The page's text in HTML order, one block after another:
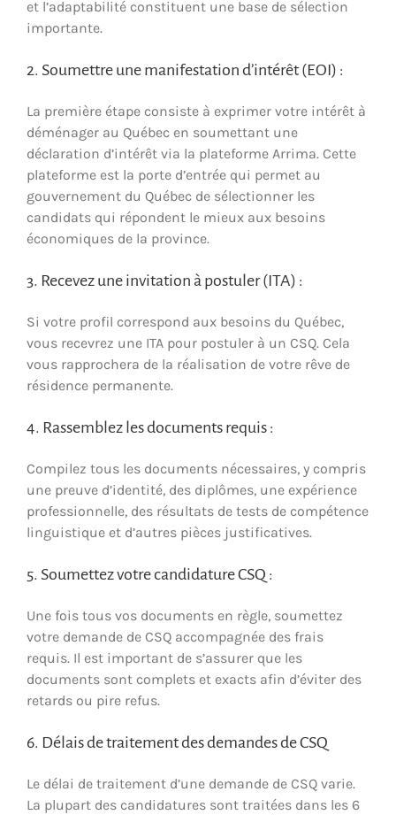
et l’adaptabilité constituent une base de sélection
importante.
2. Soumettre une manifestation d’intérêt (EOI) :
La première étape consiste à exprimer votre intérêt à
déménager au Québec en soumettant une
déclaration d’intérêt via la plateforme Arrima. Cette
plateforme est la porte d’entrée qui permet au
gouvernement du Québec de sélectionner les
candidats qui répondent le mieux aux besoins
économiques de la province.
3. Recevez une invitation à postuler (ITA) :
Si votre profil correspond aux besoins du Québec,
vous recevrez une ITA pour postuler à un CSQ. Cela
vous rapprochera de la réalisation de votre rêve de
résidence permanente.
4. Rassemblez les documents requis :
Compilez tous les documents nécessaires, y compris
une preuve d’identité, des diplômes, une expérience
professionnelle, des résultats de tests de compétence
linguistique et d’autres pièces justificatives.
5. Soumettez votre candidature CSQ :
Une fois tous vos documents en règle, soumettez
votre demande de CSQ accompagnée des frais
requis. Il est important de s’assurer que les
documents sont complets et exacts afin d’éviter des
retards ou pire refus.
6. Délais de traitement des demandes de CSQ
Le délai de traitement d’une demande de CSQ varie.
La plupart des candidatures sont traitées dans les 6